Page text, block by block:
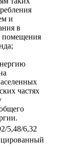
и
в
помещения
частях
5,48/6,32